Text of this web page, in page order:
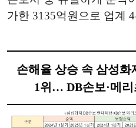
가한 3135억원으로 업계
손해율 상승 속 삼성화
1위… DB손보·메리